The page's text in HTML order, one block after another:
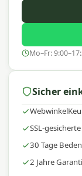
Mo–Fr:
Sicher
SSL-
30 Tage
2 Jahre